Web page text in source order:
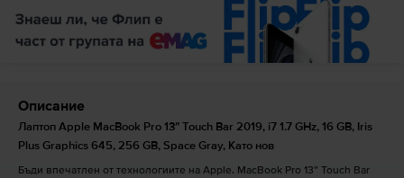
Описание
Лаптоп Apple MacBook Pro 13″ Touch Bar 2019, i7 1.7 GHz, 16 GB, Iris
Plus Graphics 645, 256 GB, Space Gray, Като нов
Бъди впечатлен от технологиите на Apple. MacBook Pro 13” Touch Bar